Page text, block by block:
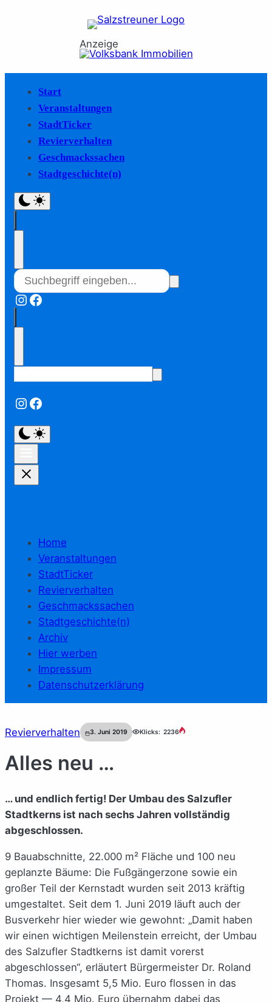
Anzeige
Start
Veranstaltungen
StadtTicker
Revierverhalten
Geschmackssachen
Stadtgeschichte(n)
Instagram
Facebook
Instagram
Facebook
Home
Veranstaltungen
StadtTicker
Revierverhalten
Geschmackssachen
Stadtgeschichte(n)
Archiv
Hier werben
Impressum
Datenschutzerklärung
Revierverhalten 3. Juni 2019 Klicks: 2236
Alles neu …
… und endlich fertig! Der Umbau des Salzufler
Stadtkerns ist nach sechs Jahren vollständig
abgeschlossen.
9 Bauabschnitte, 22.000 m² Fläche und 100 neu
geplanzte Bäume: Die Fußgängerzone sowie ein
großer Teil der Kernstadt wurden seit 2013 kräftig
umgestaltet. Seit dem 1. Juni 2019 läuft auch der
Busverkehr hier wieder wie gewohnt: „Damit haben
wir einen wichtigen Meilenstein erreicht, der Umbau
des Salzufler Stadtkerns ist damit vorerst
abgeschlossen“, erläutert Bürgermeister Dr. Roland
Thomas. Insgesamt 5,5 Mio. Euro flossen in das
Projekt — 4,4 Mio. Euro übernahm dabei das